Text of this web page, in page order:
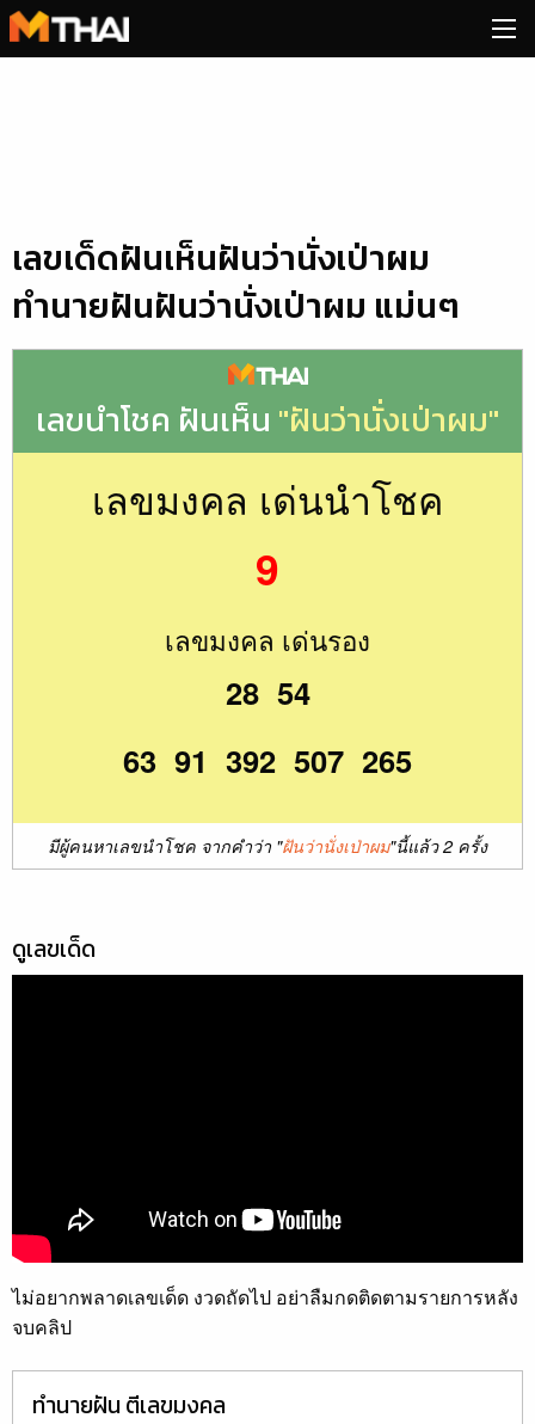
Skip
to
เลขเด็ดฝันเห็นฝันว่านั่งเป่าผม
ทำนายฝันฝันว่านั่งเป่าผม แม่นๆ
เลขนำโชค ฝันเห็น "ฝันว่านั่งเป่าผม"
เลขมงคล เด่นนำโชค
9
เลขมงคล เด่นรอง
28 54
63 91 392 507 265
มีผู้คนหาเลขนำโชค จากคำว่า "ฝันว่านั่งเป่าผม"นี้แล้ว 2 ครั้ง
ดูเลขเด็ด
ไม่อยากพลาดเลขเด็ด งวดถัดไป อย่าลืมกดติดตามรายการหลัง
จบคลิป
ทำนายฝัน ตีเลขมงคล